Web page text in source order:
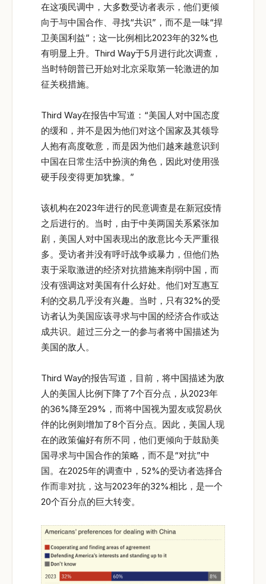
在这项民调中，大多数受访者表示，他们更倾
向于与中国合作、寻找“共识”，而不是一味“捍
卫美国利益”；这一比例相比2023年的32%也
有明显上升。Third Way于5月进行此次调查，
当时特朗普已开始对北京采取第一轮激进的加
征关税措施。
Third Way在报告中写道：“美国人对中国态度
的缓和，并不是因为他们对这个国家及其领导
人抱有高度敬意，而是因为他们越来越意识到
中国在日常生活中扮演的角色，因此对使用强
硬手段变得更加犹豫。”
该机构在2023年进行的民意调查是在新冠疫情
之后进行的。当时，由于中美两国关系紧张加
剧，美国人对中国表现出的敌意比今天严重很
多。受访者并没有呼吁战争或暴力，但他们热
衷于采取激进的经济对抗措施来削弱中国，而
没有强调这对美国有什么好处。他们对互惠互
利的交易几乎没有兴趣。当时，只有32%的受
访者认为美国应该寻求与中国的经济合作或达
成共识。超过三分之一的参与者将中国描述为
美国的敌人。
Third Way的报告写道，目前，将中国描述为敌
人的美国人比例下降了7个百分点，从2023年
的36%降至29%，而将中国视为盟友或贸易伙
伴的比例则增加了8个百分点。因此，美国人现
在的政策偏好有所不同，他们更倾向于鼓励美
国寻求与中国合作的策略，而不是“对抗”中
国。在2025年的调查中，52%的受访者选择合
作而非对抗，这与2023年的32%相比，是一个
20个百分点的巨大转变。